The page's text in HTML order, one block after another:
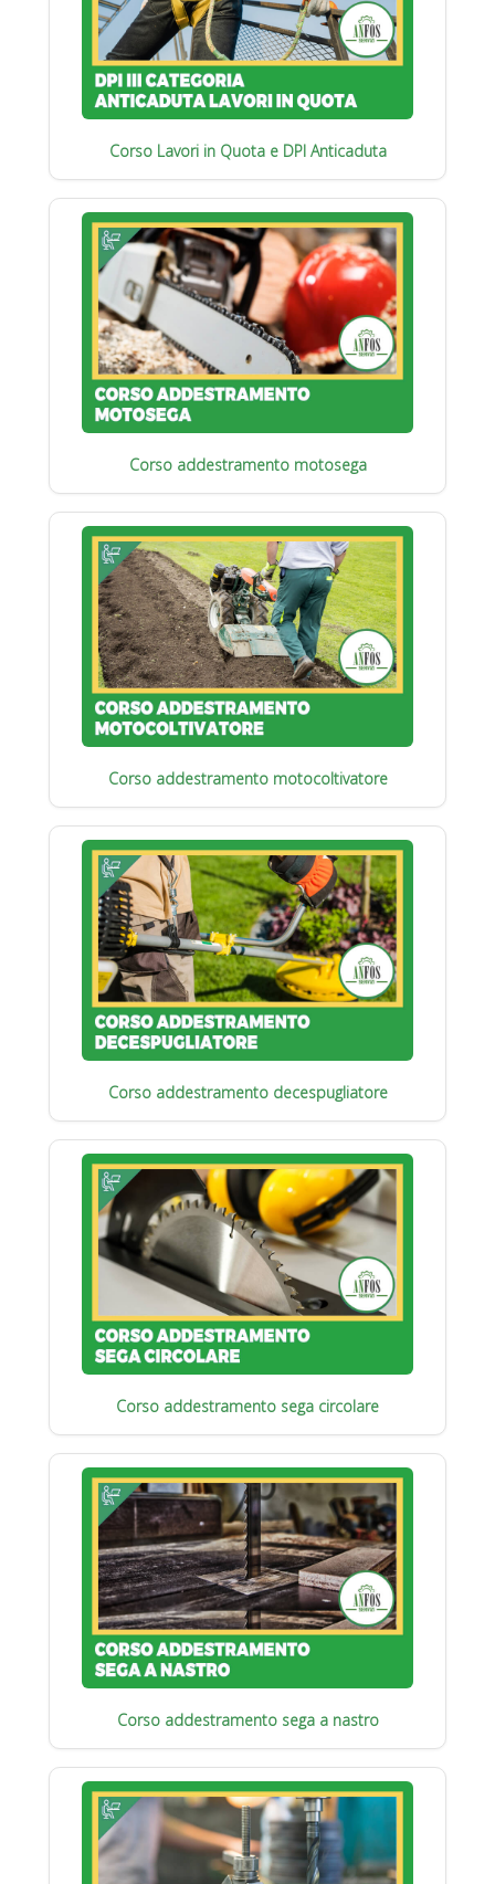
Corso Lavori in Quota e DPI Anticaduta
Corso addestramento motosega
Corso addestramento motocoltivatore
Corso addestramento decespugliatore
Corso addestramento sega circolare
Corso addestramento sega a nastro